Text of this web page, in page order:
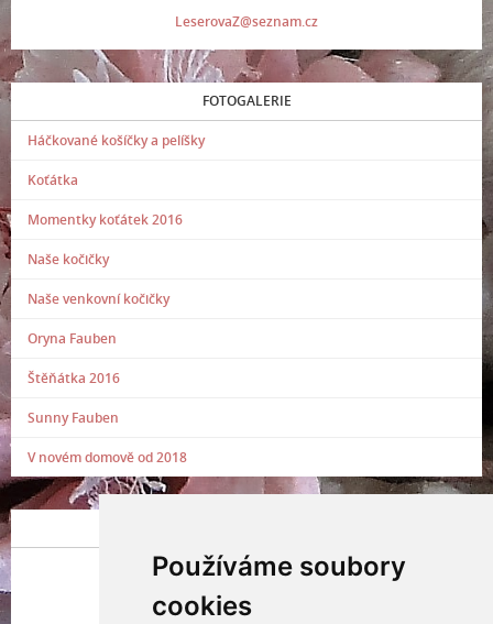
Používáme soubory
cookies
LeserovaZ@seznam.cz
FOTOGALERIE
Háčkované košíčky a pelíšky
Koťátka
Momentky koťátek 2016
Naše kočičky
Naše venkovní kočičky
Oryna Fauben
Štěňátka 2016
Sunny Fauben
V novém domově od 2018